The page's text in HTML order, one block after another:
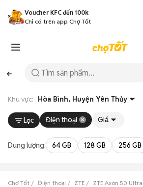
Voucher KFC đến 100k
Chỉ có trên app Chợ Tốt
Khu vực: Hòa Bình, Huyện Yên Thủy
Lọc Điện thoại Giá
Dung lượng: 64 GB 128 GB 256 GB
Chợ Tốt Điện thoại ZTE ZTE Axon 50 Ultra